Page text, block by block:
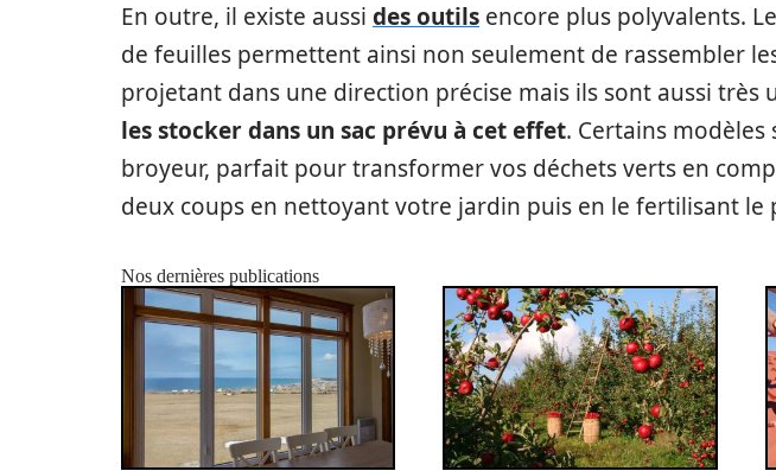
En outre, il existe aussi des outils encore plus polyvalents.
de feuilles permettent ainsi non seulement de rassembler
projetant dans une direction précise mais ils sont aussi très
les stocker dans un sac prévu à cet effet. Certains modèles
broyeur, parfait pour transformer vos déchets verts en
deux coups en nettoyant votre jardin puis en le fertilisant le
Nos dernières publications